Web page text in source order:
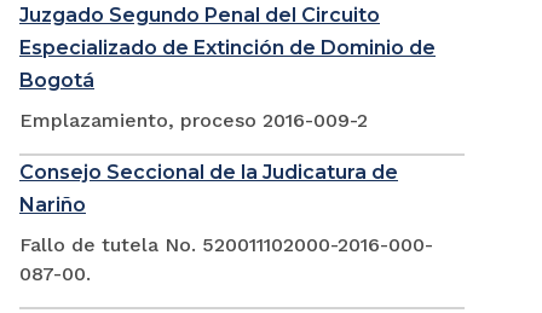
Juzgado Segundo Penal del Circuito
Especializado de Extinción de Dominio de
Bogotá
Emplazamiento, proceso 2016-009-2
Consejo Seccional de la Judicatura de
Nariño
Fallo de tutela No. 520011102000-2016-000-
087-00.